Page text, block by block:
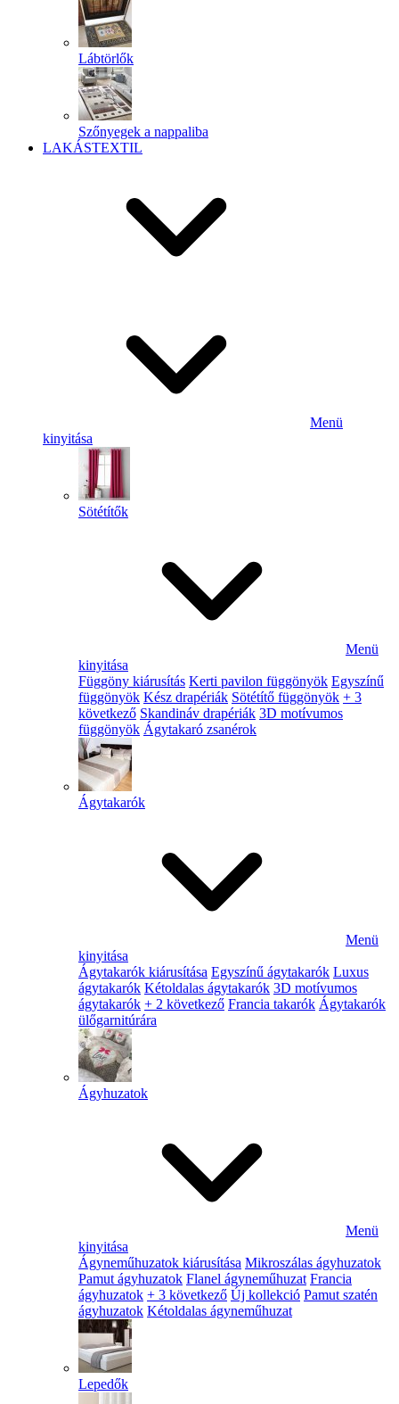
Lábtörlők
Szőnyegek a nappaliba
LAKÁSTEXTIL
Menü
kinyitása
Sötétítők
Menü
kinyitása
Függöny kiárusítás Kerti pavilon függönyök Egyszínű
függönyök Kész drapériák Sötétítő függönyök + 3
következő Skandináv drapériák 3D motívumos
függönyök Ágytakaró zsanérok
Ágytakarók
Menü
kinyitása
Ágytakarók kiárusítása Egyszínű ágytakarók Luxus
ágytakarók Kétoldalas ágytakarók 3D motívumos
ágytakarók + 2 következő Francia takarók Ágytakarók
ülőgarnitúrára
Ágyhuzatok
Menü
kinyitása
Ágyneműhuzatok kiárusítása Mikroszálas ágyhuzatok
Pamut ágyhuzatok Flanel ágyneműhuzat Francia
ágyhuzatok + 3 következő Új kollekció Pamut szatén
ágyhuzatok Kétoldalas ágyneműhuzat
Lepedők